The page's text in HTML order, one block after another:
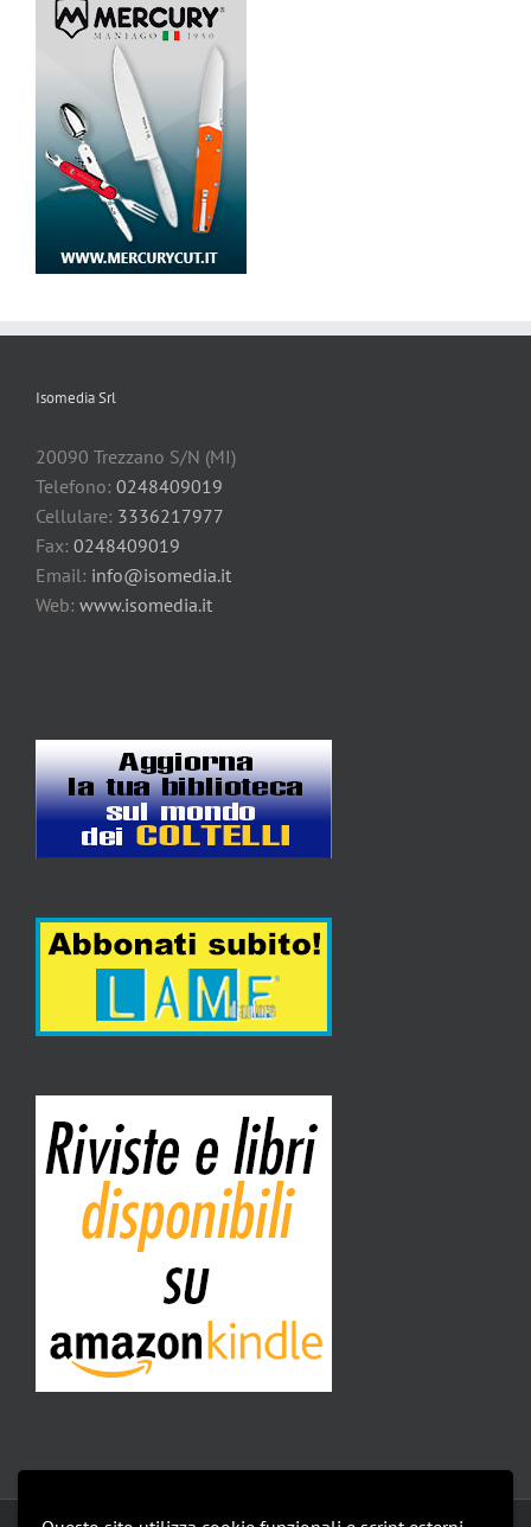
Isomedia Srl
20090 Trezzano S/N (MI)
Telefono: 0248409019
Cellulare: 3336217977
Fax: 0248409019
Email: info@isomedia.it
Web: www.isomedia.it